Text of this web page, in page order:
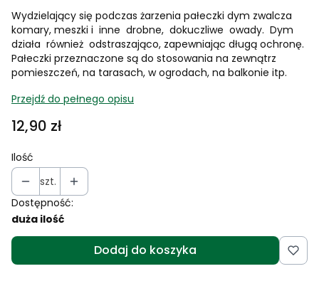
Wydzielający się podczas żarzenia pałeczki dym zwalcza
komary, meszki i inne drobne, dokuczliwe owady. Dym
działa również odstraszająco, zapewniając długą ochronę.
Pałeczki przeznaczone są do stosowania na zewnątrz
pomieszczeń, na tarasach, w ogrodach, na balkonie itp.
Przejdź do pełnego opisu
Cena
12,90 zł
Ilość
szt.
Dostępność:
duża ilość
Dodaj do koszyka